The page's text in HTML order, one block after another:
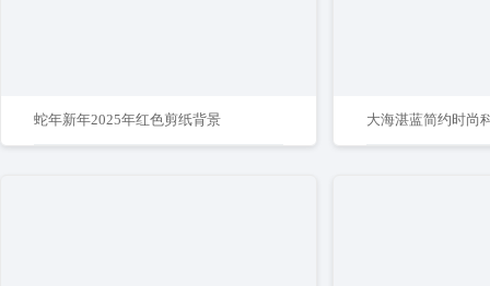
蛇年新年2025年红色剪纸背景 大海湛蓝简约时尚